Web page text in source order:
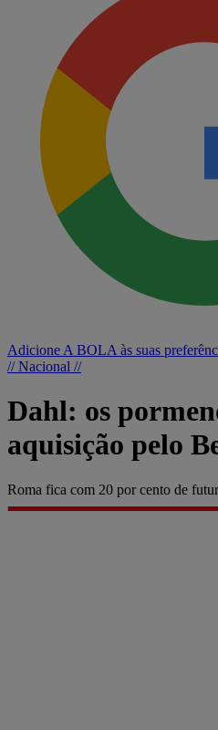
Adicione A BOLA às suas
// Nacional //
Dahl: os
aquisição pelo
Roma fica com 20 por cento de